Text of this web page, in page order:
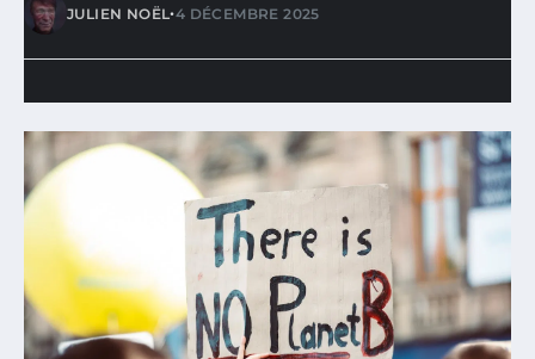
JULIEN NOËL•4 DÉCEMBRE 2025